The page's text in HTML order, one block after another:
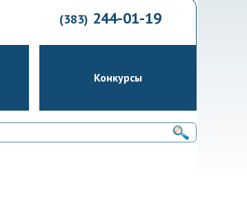
(383) 244-01-19
Конкурсы